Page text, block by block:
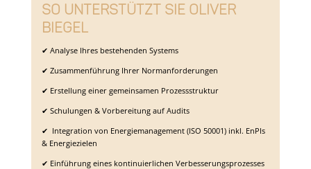
So unterstützt Sie Oliver
Biegel
✔ Analyse Ihres bestehenden Systems
✔ Zusammenführung Ihrer Normanforderungen
✔ Erstellung einer gemeinsamen Prozessstruktur
✔ Schulungen & Vorbereitung auf Audits
✔ Integration von Energiemanagement (ISO 50001) inkl. EnPIs
& Energiezielen
✔ Einführung eines kontinuierlichen Verbesserungsprozesses